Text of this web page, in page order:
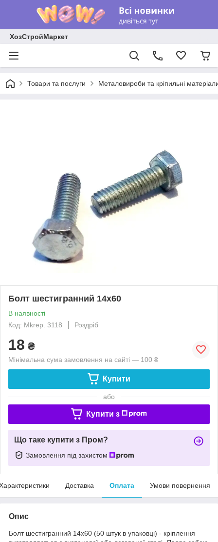
ХозСтройМаркет
Товари та послуги Металовироби та кріпильні
Болт шестигранний 14х60
В наявності
Код: Mkrep. 3118
Роздріб
18 ₴
Мінімальна сума замовлення на сайті — 100 ₴
Купити
або
Купити з
Що таке купити з Пром?
Замовлення під захистом
Доставка Оплата Умови повернення
Опис
Болт шестигранний 14х60 (50 штук в упаковці) - кріплення